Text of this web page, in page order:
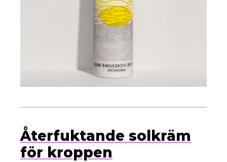
Återfuktande solkräm
för kroppen